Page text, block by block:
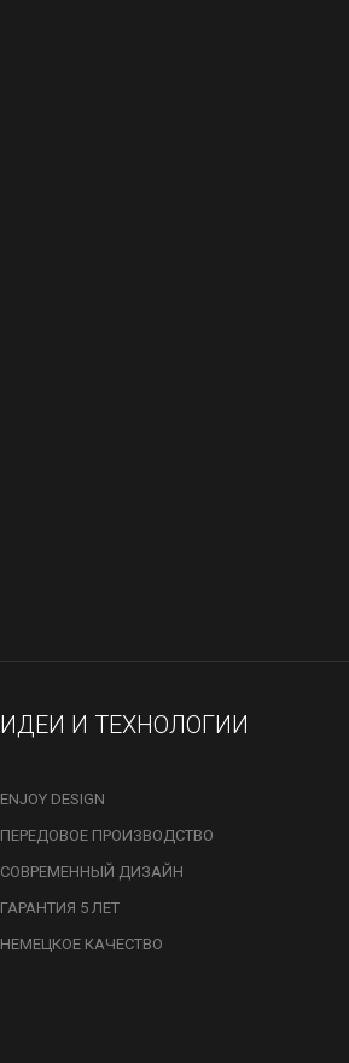
ИДЕИ И ТЕХНОЛОГИИ
ENJOY DESIGN
ПЕРЕДОВОЕ ПРОИЗВОДСТВО
СОВРЕМЕННЫЙ ДИЗАЙН
ГАРАНТИЯ 5 ЛЕТ
НЕМЕЦКОЕ КАЧЕСТВО